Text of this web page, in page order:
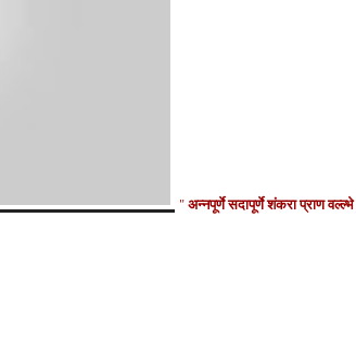
"अन्नपूर्णे सदापूर्णे शंकरा प्राण वल्ल्भे